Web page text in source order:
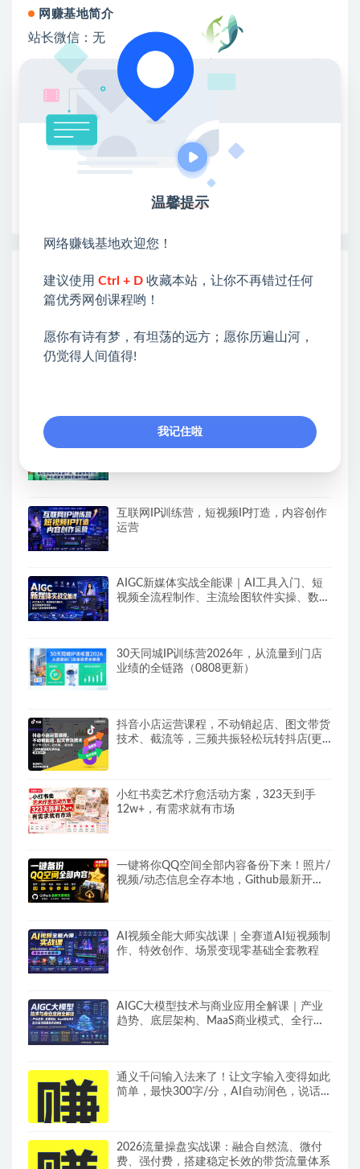
网赚基地简介
站长微信：无
❤本站：本站整合多方资源站，主要面向互联网创业
类&副业类，资源丰富 物超所值。
❤能助您：找项目 + 低成本创业 + 减少信息差 + 见识
各种项目 + 提升网创认知。
❤本站为众多团队提供了重要价值，也为众多创业者
开启网络之门，广受好评！
❤如果您也依存于互联网，欢迎加入本站会员，将尽
早为您提供丰盛价值。祝您前程似锦！
热门课程展示
萌娃吃播短视频全教程｜长短视频双赛道实
划-收徒-商单等多种变现方式
（19761期）电商圈多年实战干货-更新
台，中小卖家可复制的盈利指南
互联网IP训练营，短视频IP打造，内容创作
运营
AIGC新媒体实战全能课｜AI工具入门、短
视频全流程制作、主流绘图软件实操、数字
30天同城IP训练营2026年，从流量到门店
业绩的全链路（0808更新）
抖音小店运营课程，不动销起店、图文带货
技术、截流等，三频共振轻松玩转抖店(更
小红书卖艺术疗愈活动方案，323天到手
12w+，有需求就有市场
一键将你QQ空间全部内容备份下来！照片/
视频/动态信息全存本地，Github最新开源
AI视频全能大师实战课｜全赛道AI短视频制
作、特效创作、场景变现零基础全套教程
AIGC大模型技术与商业应用全解课｜产业
趋势、底层架构、MaaS商业模式、全行业
通义千问输入法来了！让文字输入变得如此
简单，最快300字/分，AI自动润色，说话秒
2026流量操盘实战课：融合自然流、微付
费、强付费，搭建稳定长效的带货流量体系
温馨提示
网络赚钱基地欢迎您！
建议使用 Ctrl + D 收藏本站，让你不再错过任何
篇优秀网创课程哟！
愿你有诗有梦，有坦荡的远方；愿你历遍山河，
仍觉得人间值得!
我记住啦